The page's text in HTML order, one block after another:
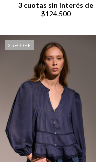
3 cuotas sin interés de
$124.500
25% OFF